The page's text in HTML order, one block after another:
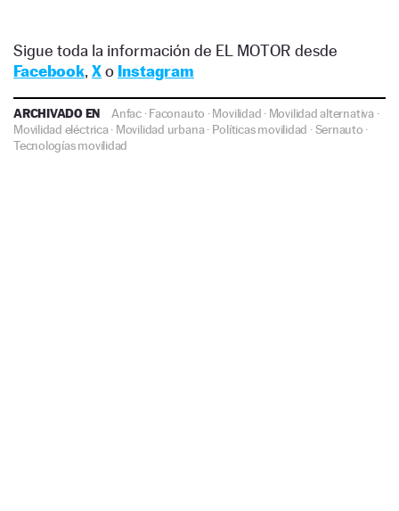
Sigue toda la información de EL MOTOR desde
Facebook, Xo Instagram
ARCHIVADO EN Anfac·Faconauto ·Movilidad · Movilidad alternativa·
Movilidad eléctrica· Movilidad urbana· Políticas movilidad ·Sernauto ·
Tecnologías movilidad